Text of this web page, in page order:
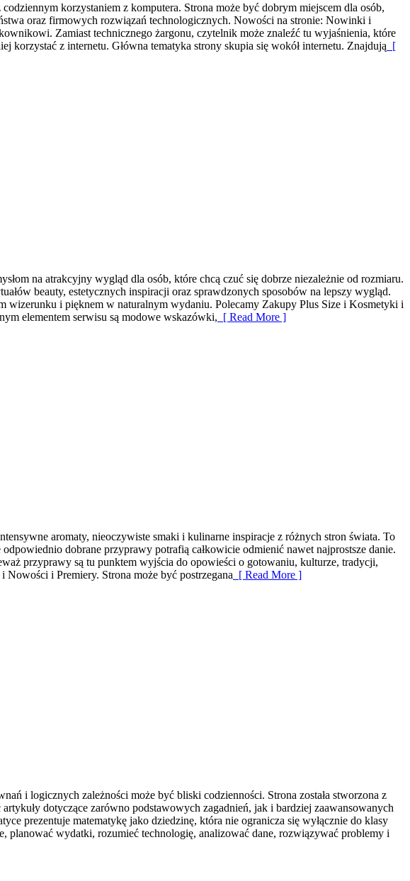
korzystaniem z komputera. Strona może być dobrym miejscem dla osób,
oraz firmowych rozwiązań technologicznych. Nowości na stronie: Nowinki i
Zamiast technicznego żargonu, czytelnik może znaleźć tu wyjaśnienia, które
korzystać z internetu. Główna tematyka strony skupia się wokół internetu. Znajdują [
na atrakcyjny wygląd dla osób, które chcą czuć się dobrze niezależnie od rozmiaru.
beauty, estetycznych inspiracji oraz sprawdzonych sposobów na lepszy wygląd.
wizerunku i pięknem w naturalnym wydaniu. Polecamy Zakupy Plus Size i Kosmetyki i
elementem serwisu są modowe wskazówki, [ Read More ]
aromaty, nieoczywiste smaki i kulinarne inspiracje z różnych stron świata. To
dobrane przyprawy potrafią całkowicie odmienić nawet najprostsze danie.
przyprawy są tu punktem wyjścia do opowieści o gotowaniu, kulturze, tradycji,
i Premiery. Strona może być postrzegana [ Read More ]
i logicznych zależności może być bliski codzienności. Strona została stworzona z
dotyczące zarówno podstawowych zagadnień, jak i bardziej zaawansowanych
prezentuje matematykę jako dziedzinę, która nie ogranicza się wyłącznie do klasy
planować wydatki, rozumieć technologię, analizować dane, rozwiązywać problemy i